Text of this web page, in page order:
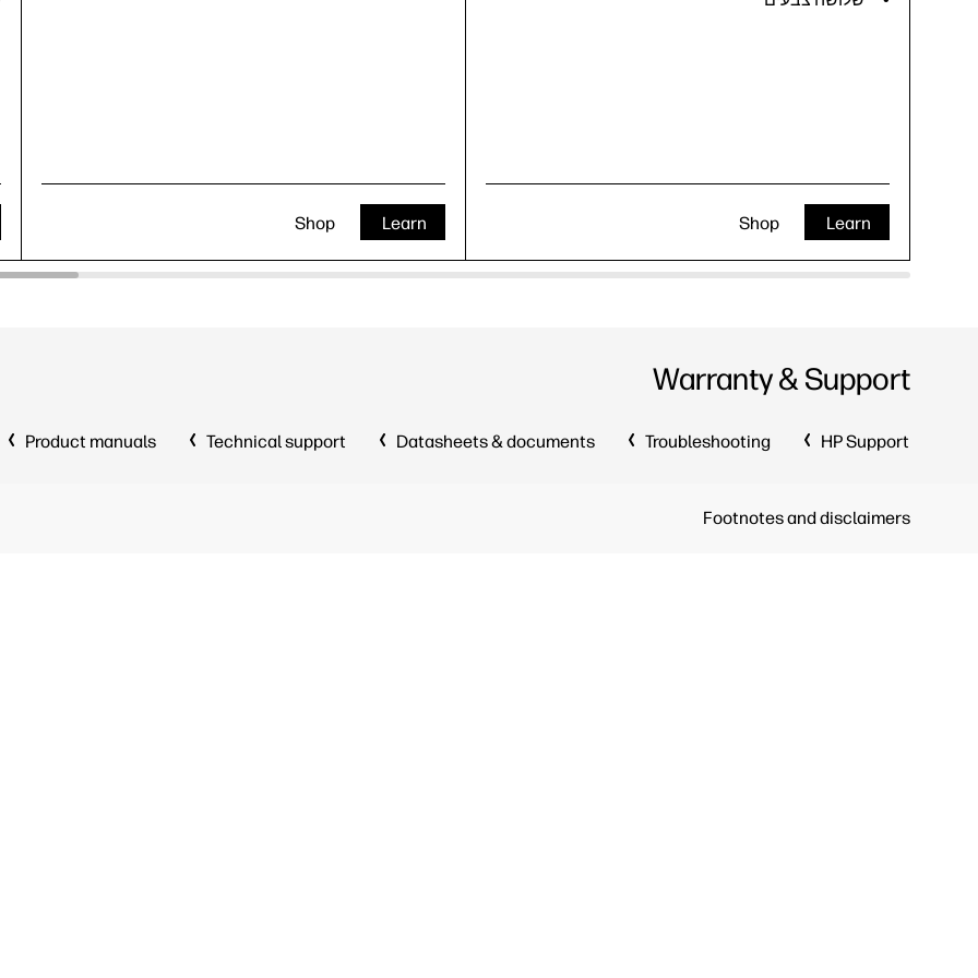
Learn
Shop Learn
Shop
Warranty & Support
HP Support
Troubleshooting
Datasheets & documents
Technical support
Product manuals
Footnotes and disclaimers